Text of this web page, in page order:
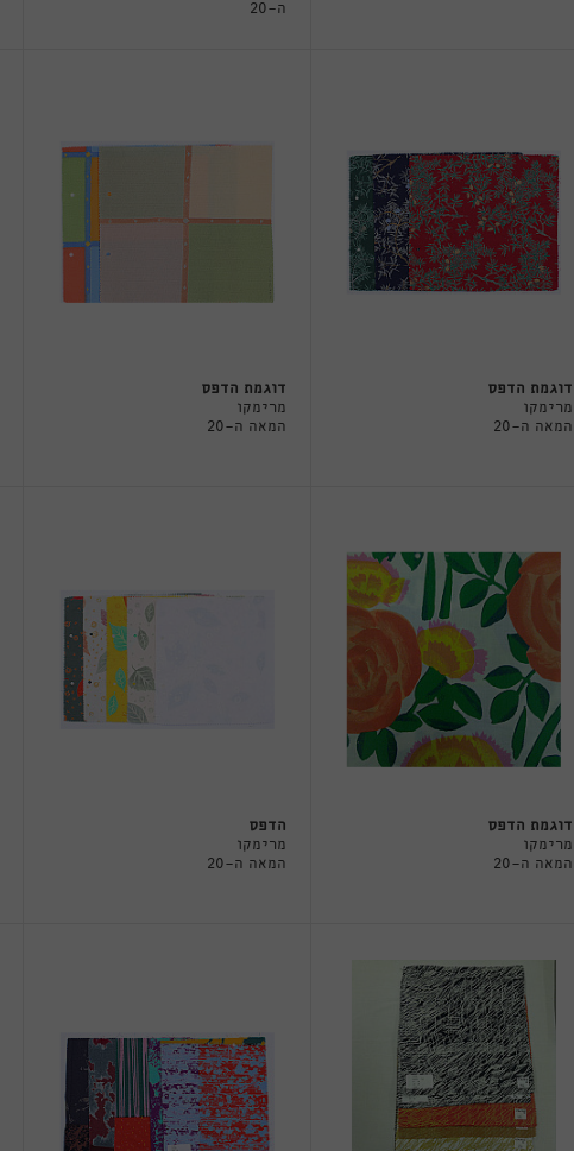
ה-20
דוגמת הדפס
מרימקו
המאה ה-20
דוגמת הדפס
מרימקו
המאה ה-20
דוגמת הדפס
מרימקו
המאה ה-20
הדפס
מרימקו
המאה ה-20